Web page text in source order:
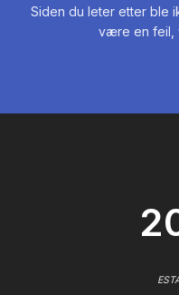
Siden du leter etter ble
være en feil,